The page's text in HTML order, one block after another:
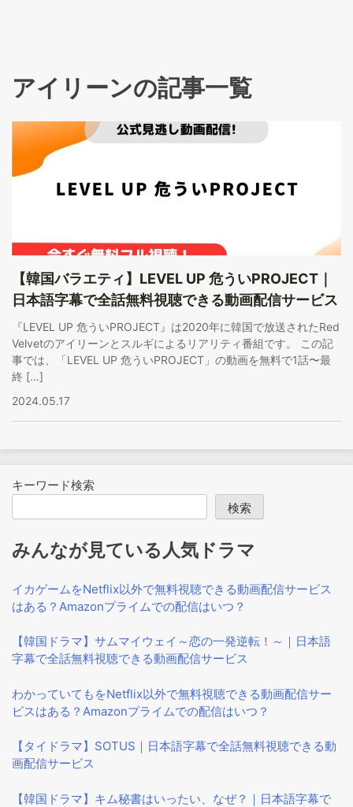
アイリーンの記事一覧
【韓国バラエティ】LEVEL UP 危ういPROJECT｜
日本語字幕で全話無料視聴できる動画配信サービス
『LEVEL UP 危ういPROJECT』は2020年に韓国で放送されたRed
Velvetのアイリーンとスルギによるリアリティ番組です。 この記
事では、「LEVEL UP 危ういPROJECT」の動画を無料で1話〜最
終 […]
2024.05.17
キーワード検索
検索
みんなが見ている人気ドラマ
イカゲームをNetflix以外で無料視聴できる動画配信サービス
はある？Amazonプライムでの配信はいつ？
【韓国ドラマ】サムマイウェイ～恋の一発逆転！～｜日本語
字幕で全話無料視聴できる動画配信サービス
わかっていてもをNetflix以外で無料視聴できる動画配信サー
ビスはある？Amazonプライムでの配信はいつ？
【タイドラマ】SOTUS｜日本語字幕で全話無料視聴できる動
画配信サービス
【韓国ドラマ】キム秘書はいったい、なぜ？｜日本語字幕で